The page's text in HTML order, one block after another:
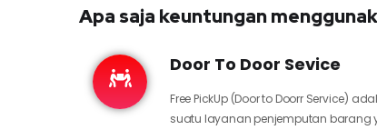
Apa saja keuntungan
Door To Door Sevice
Free PickUp (Door to Doorr Service)
suatu layanan penjemputan barang